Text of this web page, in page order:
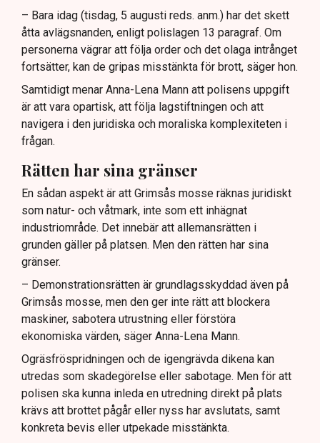
– Bara idag (tisdag, 5 augusti reds. anm.) har det skett
åtta avlägsnanden, enligt polislagen 13 paragraf. Om
personerna vägrar att följa order och det olaga intrånget
fortsätter, kan de gripas misstänkta för brott, säger hon.
Samtidigt menar Anna-Lena Mann att polisens uppgift
är att vara opartisk, att följa lagstiftningen och att
navigera i den juridiska och moraliska komplexiteten i
frågan.
Rätten har sina gränser
En sådan aspekt är att Grimsås mosse räknas juridiskt
som natur- och våtmark, inte som ett inhägnat
industriområde. Det innebär att allemansrätten i
grunden gäller på platsen. Men den rätten har sina
gränser.
– Demonstrationsrätten är grundlagsskyddad även på
Grimsås mosse, men den ger inte rätt att blockera
maskiner, sabotera utrustning eller förstöra
ekonomiska värden, säger Anna-Lena Mann.
Ogräsfröspridningen och de igengrävda dikena kan
utredas som skadegörelse eller sabotage. Men för att
polisen ska kunna inleda en utredning direkt på plats
krävs att brottet pågår eller nyss har avslutats, samt
konkreta bevis eller utpekade misstänkta.